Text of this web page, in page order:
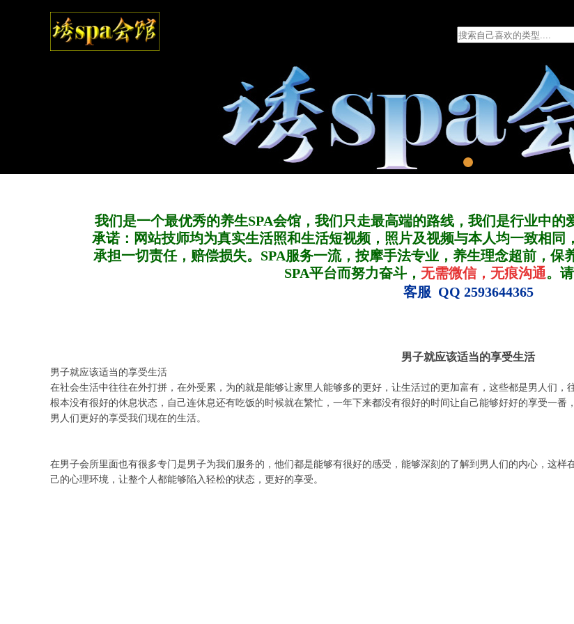
我们是一个最优秀的养生SPA会馆，我们只走最高端的路线，我们是行业中
承诺：网站技师均为真实生活照和生活短视频，照片及视频与本人均一致相
承担一切责任，赔偿损失。SPA服务一流，按摩手法专业，养生理念超前，保
SPA平台而努力奋斗， 无需微信，无痕沟通。
客服 QQ 2593644365
男子就应该适当的享受生活
男子就应该适当的享受生活
在社会生活中往往在外打拼，在外受累，为的就是能够让家里人能够多的更好，让生活过的更加富有，这些都是男人们，
根本没有很好的休息状态，自己连休息还有吃饭的时候就在繁忙，一年下来都没有很好的时间让自己能够好好的享受一
男人们更好的享受我们现在的生活。
在男子会所里面也有很多专门是男子为我们服务的，他们都是能够有很好的感受，能够深刻的了解到男人们的内心，这
己的心理环境，让整个人都能够陷入轻松的状态，更好的享受。